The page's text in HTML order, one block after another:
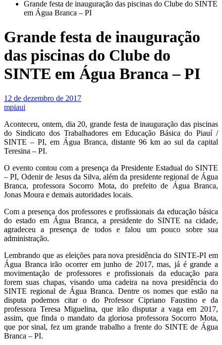
Grande festa de inauguração das piscinas do Clube do SINTE
em Água Branca – PI
Grande festa de inauguração
das piscinas do Clube do
SINTE em Água Branca – PI
12 de dezembro de 2017
mpiaui
Aconteceu, ontem, dia 20, grande festa de inauguração das piscinas
do Sindicato dos Trabalhadores em Educação Básica do Piauí /
SINTE – PI, em Água Branca, distante 96 km ao sul da capital
Teresina – PI.
O evento contou com a presença da Presidente Estadual do SINTE
– PI, Odenir de Jesus da Silva, além da presidente regional de Água
Branca, professora Socorro Mota, do prefeito de Água Branca,
Jonas Moura e demais autoridades locais.
Com a presença dos professores e profissionais da educação básica
do estado em Água Branca, a presidente do SINTE na cidade,
agradeceu a presença de todos e falou um pouco sobre sua
administração.
Lembrando que as eleições para nova presidência do SINTE-PI em
Água Branca irão ocorrer em junho de 2017, mas, já é grande a
movimentação de professores e profissionais da educação para
forem suas chapas, visando uma cadeira na nova presidência do
SINTE regional de Água Branca. Dentre os nomes que estão na
disputa podemos citar o do Professor Cipriano Faustino e da
professora Teresa Miguelina, que irão disputar a vaga em 2017,
assim, que finda o mandato da gloriosa professora Socorro Mota,
que por sinal, fez um grande trabalho a frente do SINTE de Água
Branca – PI.